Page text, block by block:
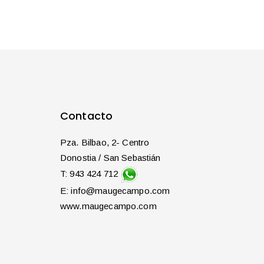
Contacto
Pza. Bilbao, 2- Centro
Donostia / San Sebastián
T: 943 424 712
E: info@maugecampo.com
www.maugecampo.com